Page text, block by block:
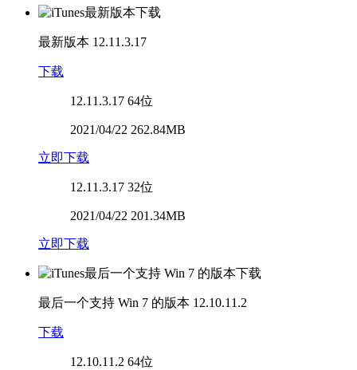
最新版本 12.11.3.17
下载
12.11.3.17 64位
2021/04/22 262.84MB
立即下载
12.11.3.17 32位
2021/04/22 201.34MB
立即下载
最后一个支持 Win 7 的版本 12.10.11.2
下载
12.10.11.2 64位